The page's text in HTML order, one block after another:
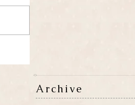
Archive